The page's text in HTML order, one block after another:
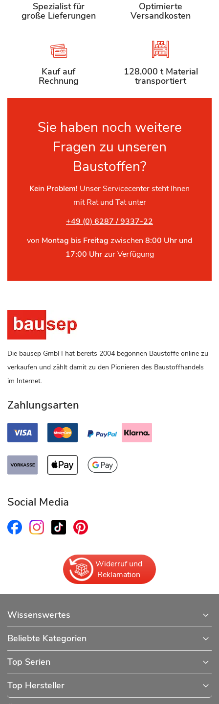
Spezialist für
große Lieferungen
Optimierte
Versandkosten
Kauf auf
Rechnung
128.000 t Material
transportiert
Sie haben noch weitere
Fragen zu unseren
Baustoffen?
Kein Problem! Unser Servicecenter steht Ihnen
mit Rat und Tat unter
+49 (0) 6287 / 9337-22
von Montag bis Freitag zwischen 8:00 Uhr und
17:00 Uhrzur Verfügung
Die bausep GmbH hat bereits 2004 begonnen Baustoffe online zu
verkaufen und zählt damit zu den Pionieren des Baustoffhandels
im Internet.
Zahlungsarten
Social Media
Widerruf und
Reklamation
Wissenswertes
Beliebte Kategorien
Top Serien
Top Hersteller